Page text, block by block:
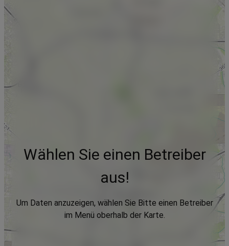
Wählen Sie einen Betreiber
aus!
Um Daten anzuzeigen, wählen Sie Bitte einen Betreiber
im Menü oberhalb der Karte.